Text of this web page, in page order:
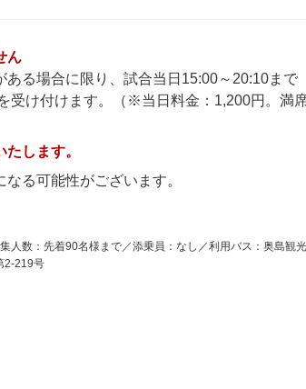
ん
る場合に限り、試合当日15:00～20:10まで
受け付けます。（※当日料金：1,200円。満
します。
る可能性がございます。
人数：先着90名様まで／添乗員：なし／利用バス：奥島観
2-219号